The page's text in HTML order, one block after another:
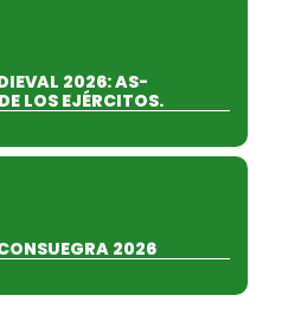
2026: AS-
LOS EJÉRCITOS.
2026